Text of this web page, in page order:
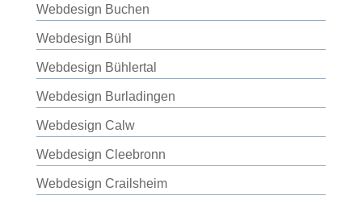
Webdesign Buchen
Webdesign Bühl
Webdesign Bühlertal
Webdesign Burladingen
Webdesign Calw
Webdesign Cleebronn
Webdesign Crailsheim